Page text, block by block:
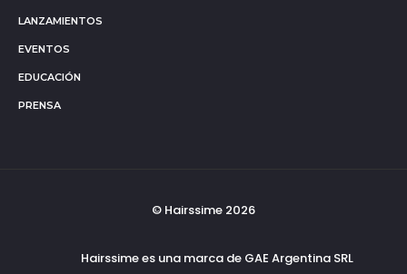
LANZAMIENTOS
EVENTOS
EDUCACIÓN
PRENSA
© Hairssime 2026
Hairssime es una marca de GAE Argentina SRL